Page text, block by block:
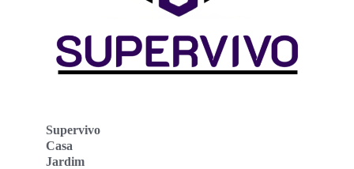
Supervivo
Casa
Jardim